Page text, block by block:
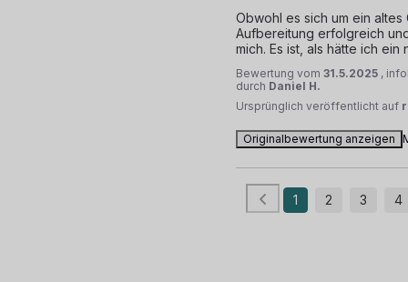
Obwohl es sich um ein
Aufbereitung erfolgreich
mich. Es ist, als hätte ich ein
Bewertung vom 31.5.2025 ,
durch Daniel H.
Ursprünglich veröffentlicht auf
Originalbewertung anzeigen
1 2 3 4